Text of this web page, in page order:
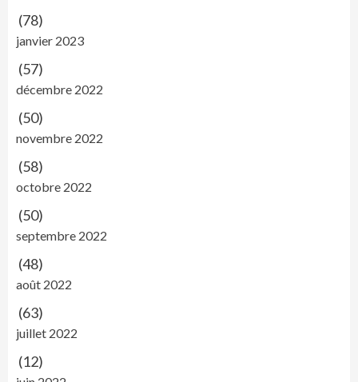
(78)
janvier 2023
(57)
décembre 2022
(50)
novembre 2022
(58)
octobre 2022
(50)
septembre 2022
(48)
août 2022
(63)
juillet 2022
(12)